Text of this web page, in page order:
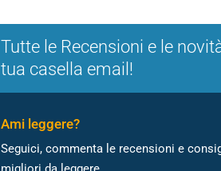
Tutte le Recensioni e le
tua casella email!
Ami leggere?
Seguici, commenta le recensioni e